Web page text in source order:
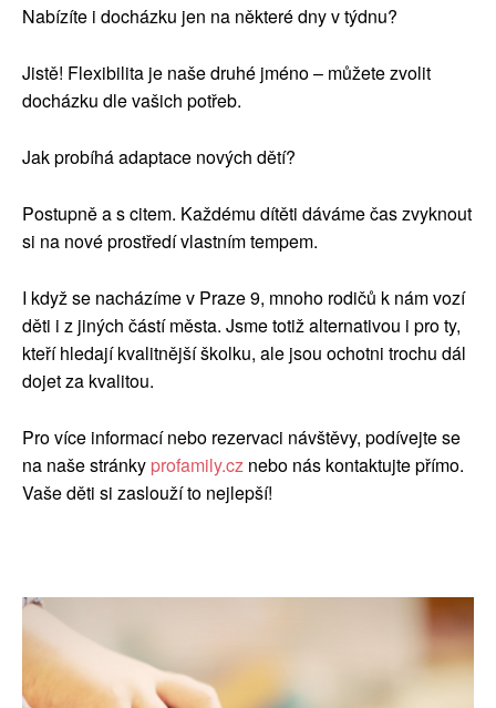
Nabízíte i docházku jen na některé dny v týdnu?
Jistě! Flexibilita je naše druhé jméno – můžete zvolit
docházku dle vašich potřeb.
Jak probíhá adaptace nových dětí?
Postupně a s citem. Každému dítěti dáváme čas zvyknout
si na nové prostředí vlastním tempem.
I když se nacházíme v Praze 9, mnoho rodičů k nám vozí
děti i z jiných částí města. Jsme totiž alternativou i pro ty,
kteří hledají kvalitnější školku, ale jsou ochotni trochu dál
dojet za kvalitou.
Pro více informací nebo rezervaci návštěvy, podívejte se
na naše stránky profamily.cz nebo nás kontaktujte přímo.
Vaše děti si zaslouží to nejlepší!